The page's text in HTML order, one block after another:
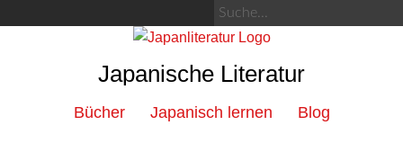
Japanische Literatur
Bücher Japanisch lernen Blog